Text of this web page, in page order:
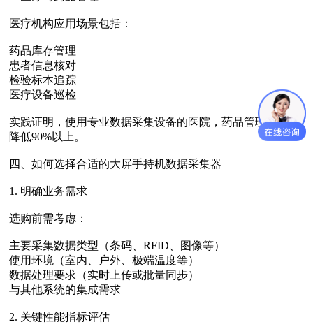
医疗机构应用场景包括：
药品库存管理
患者信息核对
检验标本追踪
医疗设备巡检
实践证明，使用专业数据采集设备的医院，药品管理差错率
降低90%以上。
四、如何选择合适的大屏手持机数据采集器
1. 明确业务需求
选购前需考虑：
主要采集数据类型（条码、RFID、图像等）
使用环境（室内、户外、极端温度等）
数据处理要求（实时上传或批量同步）
与其他系统的集成需求
2. 关键性能指标评估